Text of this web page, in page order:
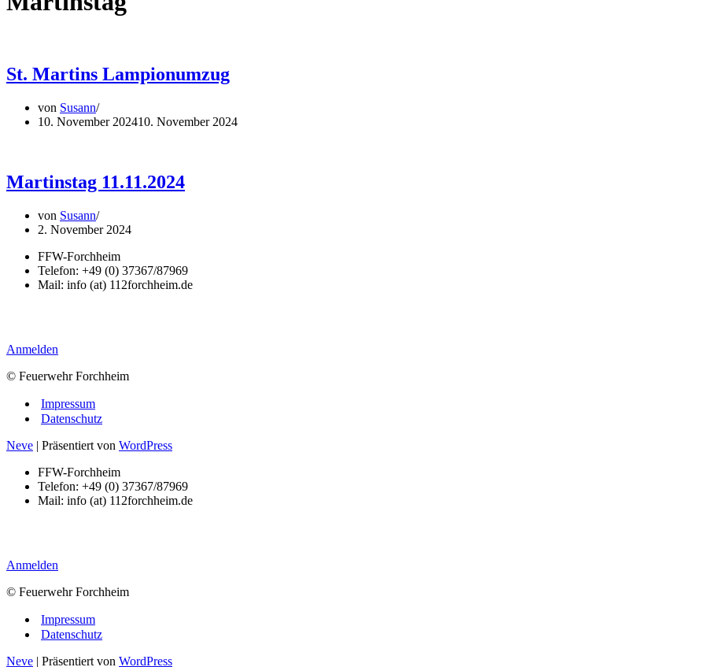
St. Martins Lampionumzug
von Susann
10. November 202410. November 2024
Martinstag 11.11.2024
von Susann
2. November 2024
FFW-Forchheim
Telefon: +49 (0) 37367/87969
Mail: info (at) 112forchheim.de
Anmelden
© Feuerwehr Forchheim
Impressum
Datenschutz
Neve | Präsentiert von WordPress
FFW-Forchheim
Telefon: +49 (0) 37367/87969
Mail: info (at) 112forchheim.de
Anmelden
© Feuerwehr Forchheim
Impressum
Datenschutz
Neve | Präsentiert von WordPress